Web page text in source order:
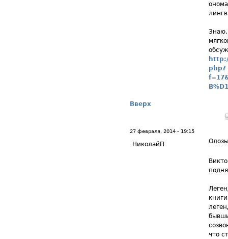
Знаю,
php?
Вверх
27 февраля, 2014 - 19:15
НиколайП Олозы
что